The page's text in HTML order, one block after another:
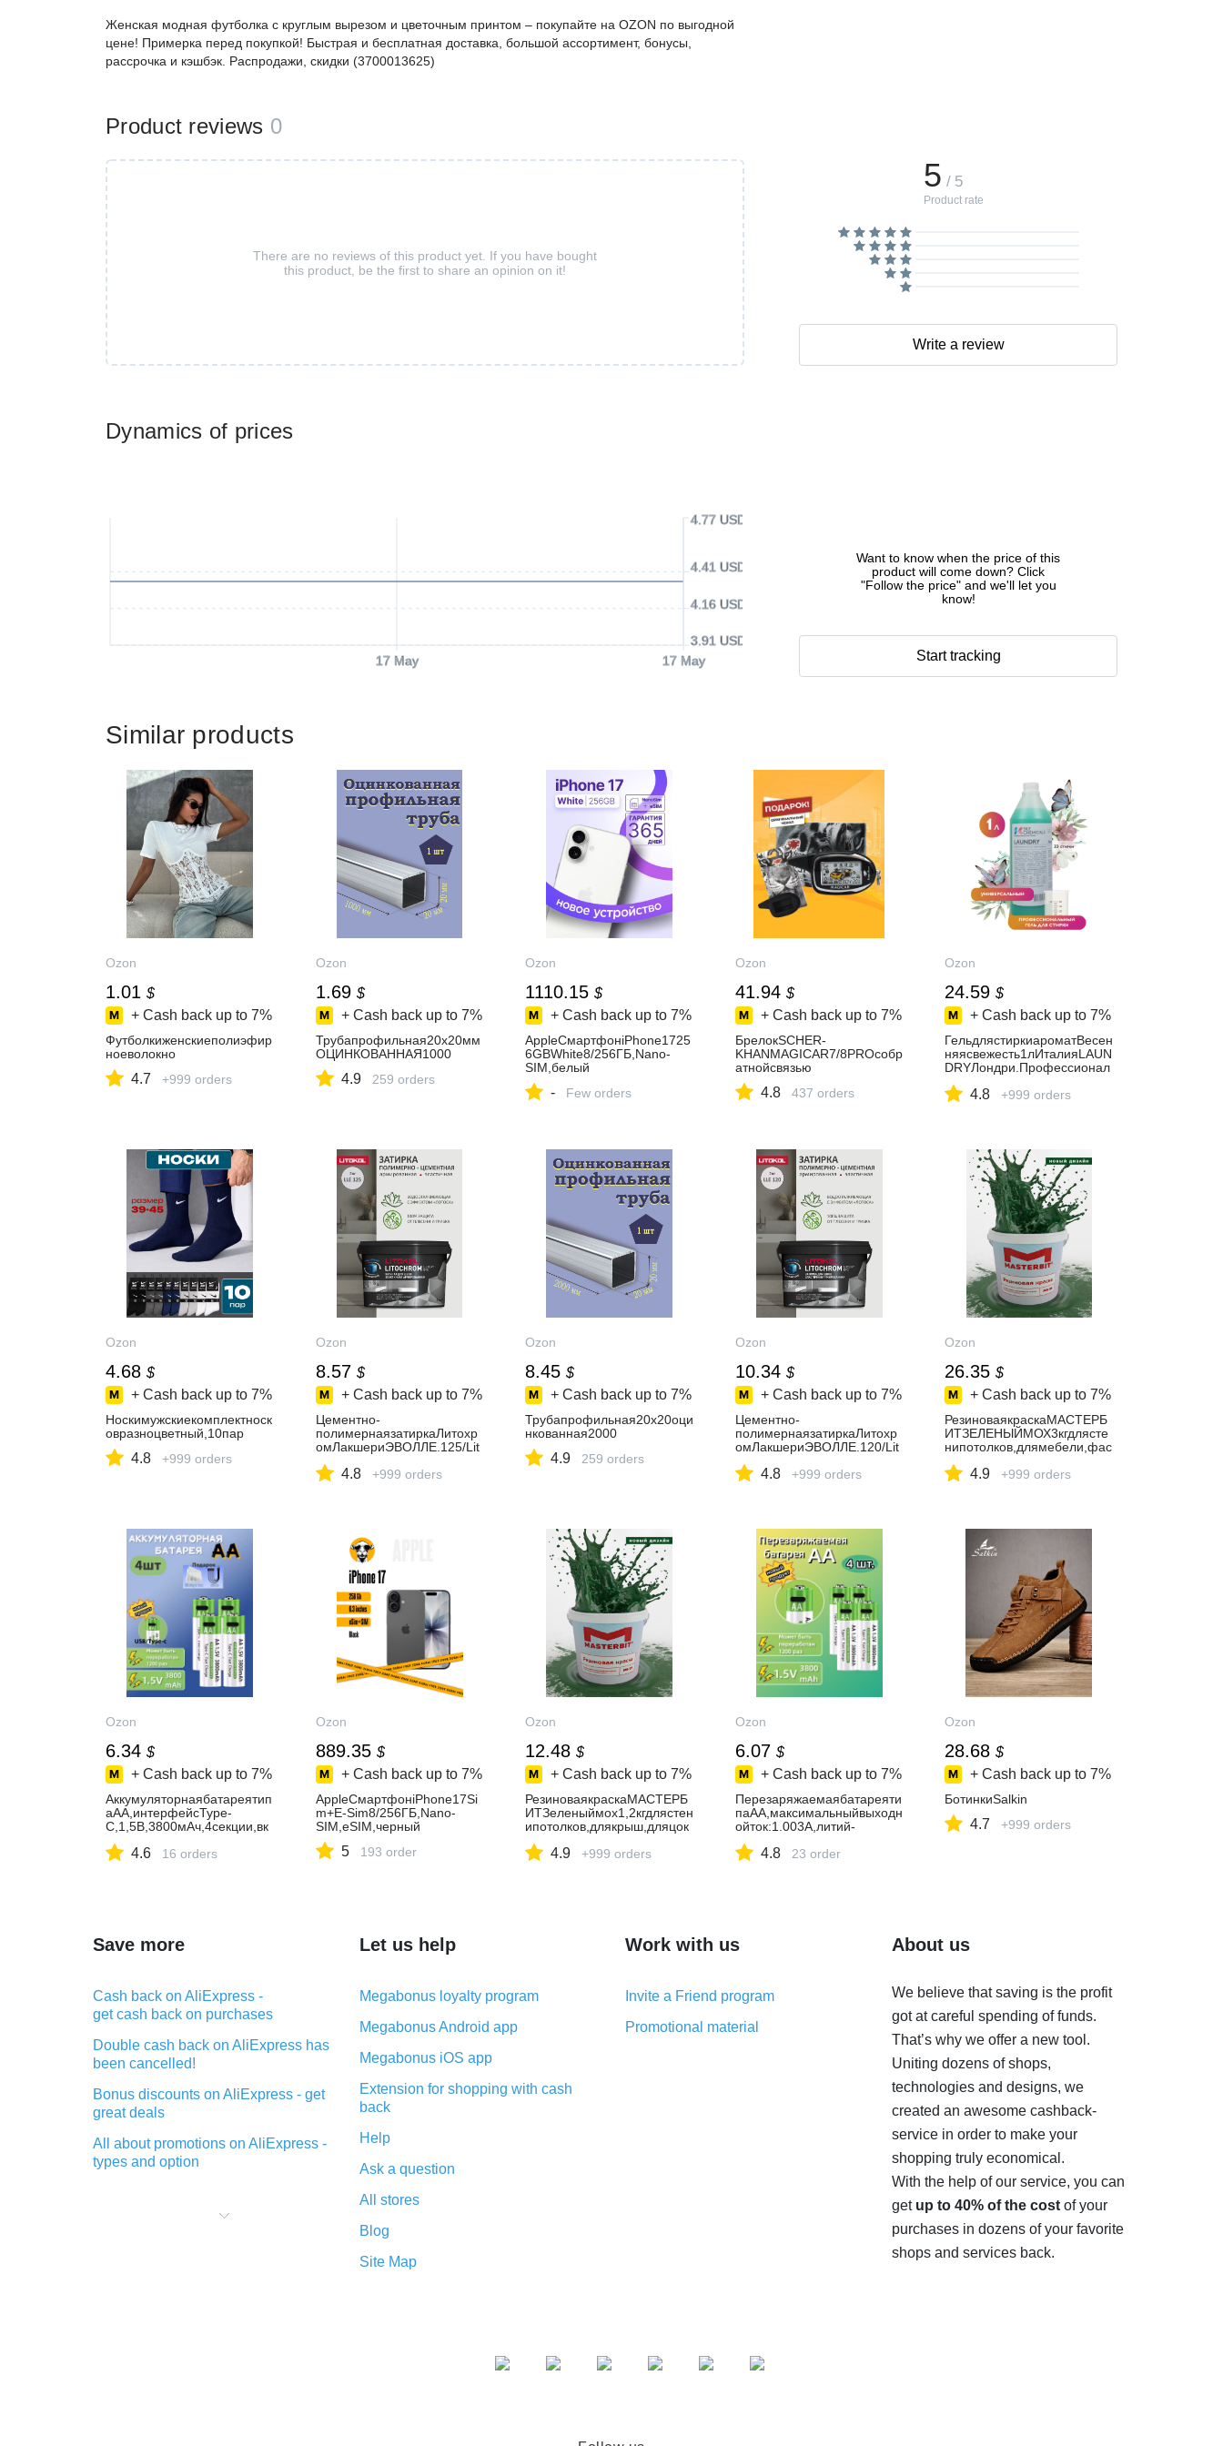
Dynamics of prices
17 May 17 May
3.91 USD
4.16 USD
4.41 USD
4.77 USD
Want to know when the price of this
product will come down? Click
"Follow the price" and we'll let you
know!
Start tracking
Женская модная футболка с круглым вырезом и цветочным принтом – покупайте на OZON по выгодной
цене! Примерка перед покупкой! Быстрая и бесплатная доставка, большой ассортимент, бонусы,
рассрочка и кэшбэк. Распродажи, скидки (3700013625)
Product reviews 0
There are no reviews of this product yet. If you have bought
this product, be the first to share an opinion on it!
5 / 5
Product rate
Write a review
Similar products
Ozon
1.01 $
+ Cash back up to 7%
Футболкиженскиеполиэфир
ноеволокно
4.7 +999 orders
Ozon
1.69 $
+ Cash back up to 7%
Трубапрофильная20х20мм
ОЦИНКОВАННАЯ1000
4.9 259 orders
Ozon
1110.15 $
+ Cash back up to 7%
AppleСмартфонiPhone1725
6GBWhite8/256ГБ,Nano-
SIM,белый
- Few orders
Ozon
41.94 $
+ Cash back up to 7%
БрелокSCHER-
KHANMAGICAR7/8PROсобр
атнойсвязью
4.8 437 orders
Ozon
24.59 $
+ Cash back up to 7%
ГельдлястиркиароматВесен
няясвежесть1лИталияLAUN
DRYЛондри.Профессионал
4.8 +999 orders
Ozon
4.68 $
+ Cash back up to 7%
Носкимужскиекомплектноск
овразноцветный,10пар
4.8 +999 orders
Ozon
8.57 $
+ Cash back up to 7%
Цементно-
полимернаязатиркаЛитохр
омЛакшериЭВОЛЛЕ.125/Lit
10LLE.125Дымчатыйсерый,
4.8 +999 orders
Ozon
8.45 $
+ Cash back up to 7%
Трубапрофильная20х20оци
нкованная2000
4.9 259 orders
Ozon
10.34 $
+ Cash back up to 7%
Цементно-
полимернаязатиркаЛитохр
омЛакшериЭВОЛЛЕ.120/Lit
10LLE.120Жемчужно-
4.8 +999 orders
Ozon
26.35 $
+ Cash back up to 7%
РезиноваякраскаМАСТЕРБ
ИТЗЕЛЕНЫЙМОХ3кгдлясте
нипотолков,длямебели,фас
я,водоэмульсионная,беззап
4.9 +999 orders
Ozon
6.34 $
+ Cash back up to 7%
Аккумуляторнаябатареятип
аАА,интерфейсType-
C,1,5В,3800мАч,4секции,вк
робкудляхранения
4.6 16 orders
Ozon
889.35 $
+ Cash back up to 7%
AppleСмартфонiPhone17Si
m+E-Sim8/256ГБ,Nano-
SIM,eSIM,черный
5 193 order
Ozon
12.48 $
+ Cash back up to 7%
РезиноваякраскаМАСТЕРБ
ИТЗеленыймох1,2кгдлястен
ипотолков,длякрыш,дляцок
ванной,водостойкая
4.9 +999 orders
Ozon
6.07 $
+ Cash back up to 7%
Перезаряжаемаябатареяти
паАА,максимальныйвыходн
ойток:1.003А,литий-
оставляетсяскабелемType-
4.8 23 order
Ozon
28.68 $
+ Cash back up to 7%
БотинкиSalkin
4.7 +999 orders
Save more
Cash back on AliExpress -
get cash back on purchases
Double cash back on AliExpress has
been cancelled!
Bonus discounts on AliExpress - get
great deals
All about promotions on AliExpress -
types and option
purchases on AliExpress - short and
Let us help
Megabonus loyalty program
Megabonus Android app
Megabonus iOS app
Extension for shopping with cash
back
Help
Ask a question
All stores
Blog
Site Map
Work with us
Invite a Friend program
Promotional material
About us
We believe that saving is the profit
got at careful spending of funds.
That’s why we offer a new tool.
Uniting dozens of shops,
technologies and designs, we
created an awesome cashback-
service in order to make your
shopping truly economical.
With the help of our service, you can
get up to 40% of the costof your
purchases in dozens of your favorite
shops and services back.